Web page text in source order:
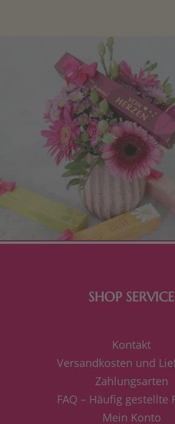
SHOP SERVICE
Kontakt
Versandkosten und
Zahlungsarten
FAQ – Häufig gestellte
Mein Konto